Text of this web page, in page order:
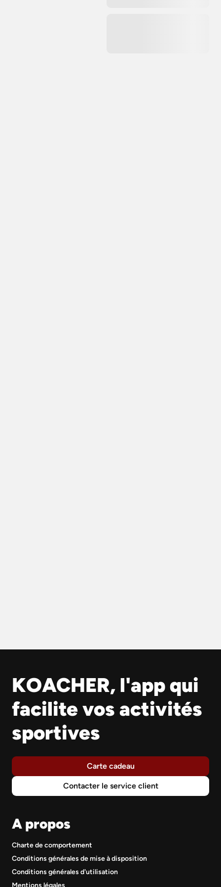
KOACHER, l'app qui
facilite vos activités
sportives
Carte cadeau
Contacter le service client
A propos
Charte de comportement
Conditions générales de mise à disposition
Conditions générales d'utilisation
Mentions légales